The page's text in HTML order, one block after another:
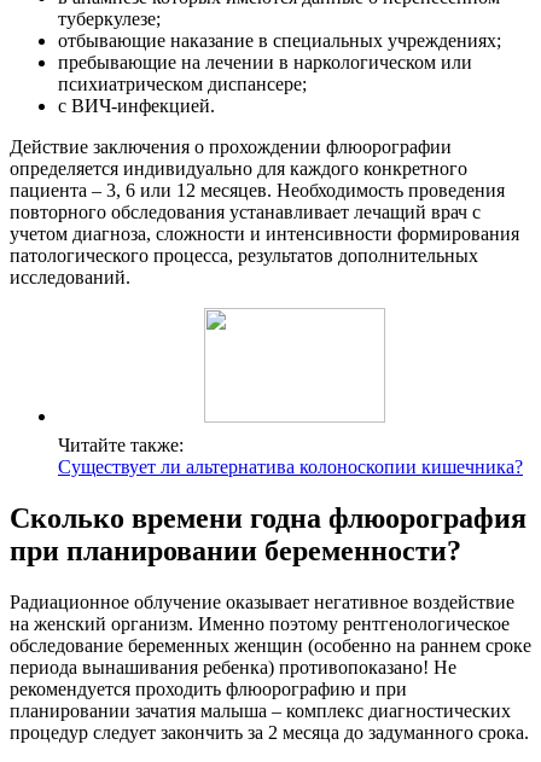
туберкулезе;
отбывающие наказание в специальных учреждениях;
пребывающие на лечении в наркологическом или
психиатрическом диспансере;
с ВИЧ-инфекцией.
Действие заключения о прохождении флюорографии
определяется индивидуально для каждого конкретного
пациента – 3, 6 или 12 месяцев. Необходимость проведения
повторного обследования устанавливает лечащий врач с
учетом диагноза, сложности и интенсивности формирования
патологического процесса, результатов дополнительных
исследований.
Читайте также:
Существует ли альтернатива колоноскопии кишечника?
Сколько времени годна флюорография
при планировании беременности?
Радиационное облучение оказывает негативное воздействие
на женский организм. Именно поэтому рентгенологическое
обследование беременных женщин (особенно на раннем сроке
периода вынашивания ребенка) противопоказано! Не
рекомендуется проходить флюорографию и при
планировании зачатия малыша – комплекс диагностических
процедур следует закончить за 2 месяца до задуманного срока.